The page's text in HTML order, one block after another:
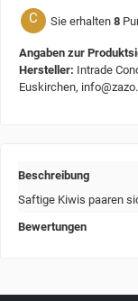
C Sie erhalten 8
Angaben zur
Hersteller: Intrade
Euskirchen,
Beschreibung
Saftige Kiwis paaren
Bewertungen